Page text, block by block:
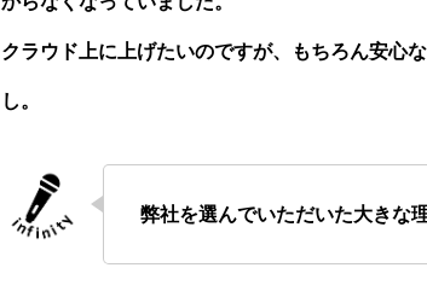
クラウド上に上げたいのですが、もちろん安心
し。
弊社を選んでいただいた大きな